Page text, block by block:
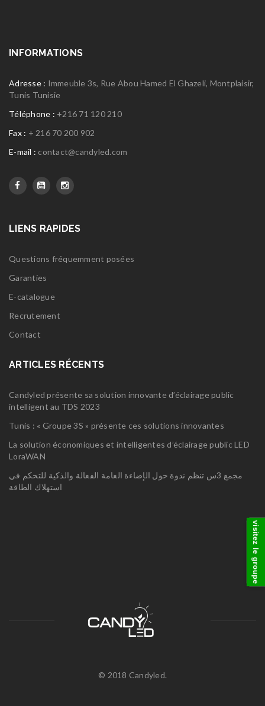
INFORMATIONS
Adresse : Immeuble 3s, Rue Abou Hamed El Ghazeli, Montplaisir,
Tunis Tunisie
Téléphone : +216 71 120 210
Fax : + 216 70 200 902
E-mail : contact@candyled.com
LIENS RAPIDES
Questions fréquemment posées
Garanties
E-catalogue
Recrutement
Contact
ARTICLES RÉCENTS
Candyled présente sa solution innovante d’éclairage public
intelligent au TDS 2023
Tunis : « Groupe 3S » présente ces solutions innovantes
La solution économiques et intelligentes d’éclairage public LED
LoraWAN
مجمع 3س تنظم ندوة حول الإضاءة العامة الفعالة والذكية للتحكم في
استهلاك الطاقة
© 2018 Candyled.
visitez le groupe